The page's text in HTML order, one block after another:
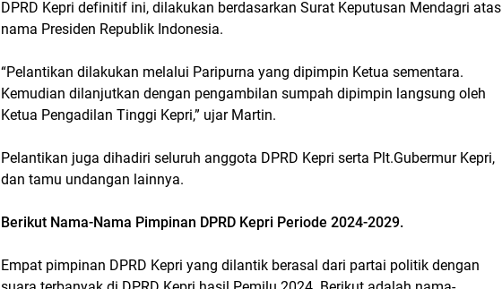
DPRD Kepri definitif ini, dilakukan berdasarkan Surat Keputusan Mendagri atas
nama Presiden Republik Indonesia.
“Pelantikan dilakukan melalui Paripurna yang dipimpin Ketua sementara.
Kemudian dilanjutkan dengan pengambilan sumpah dipimpin langsung oleh
Ketua Pengadilan Tinggi Kepri,” ujar Martin.
Pelantikan juga dihadiri seluruh anggota DPRD Kepri serta Plt.Gubermur Kepri,
dan tamu undangan lainnya.
Berikut Nama-Nama Pimpinan DPRD Kepri Periode 2024-2029.
Empat pimpinan DPRD Kepri yang dilantik berasal dari partai politik dengan